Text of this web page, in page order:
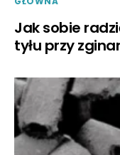
Jak sobie
tyłu przy